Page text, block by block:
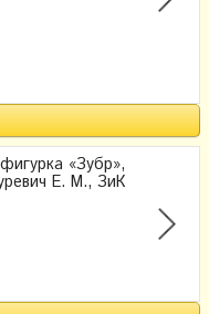
«Зубр»,
Е. М., ЗиК